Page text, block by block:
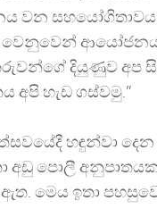
වන
වෙනුවෙන්
දියුණුව අප
අපි හැඩ ගස්වමු.”
හඳුන්වා
අඩු පොලී
මෙය ඉතා